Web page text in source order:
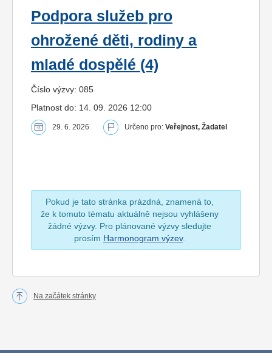
Podpora služeb pro
ohrožené děti, rodiny a
mladé dospělé (4)
Číslo výzvy: 085
Platnost do: 14. 09. 2026 12:00
29. 6. 2026 Určeno pro: Veřejnost, Žadatel
Pokud je tato stránka prázdná, znamená to,
že k tomuto tématu aktuálně nejsou vyhlášeny
žádné výzvy. Pro plánované výzvy sledujte
prosím Harmonogram výzev.
Na začátek stránky